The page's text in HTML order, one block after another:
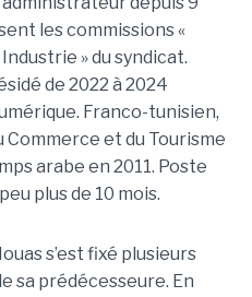
les commissions «
» du syndicat.
de 2022 à 2024
Franco-tunisien,
et du Tourisme
arabe en 2011. Poste
plus de 10 mois.
s’est fixé plusieurs
sa prédécesseure. En